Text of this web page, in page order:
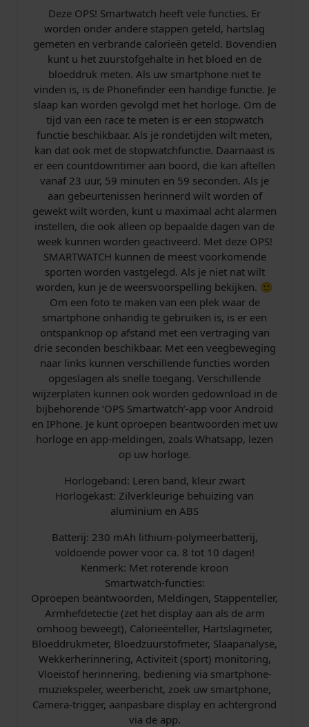
B
l
e
t
a
a
Deze OPS! Smartwatch heeft vele functies. Er
worden onder andere stappen geteld, hartslag
gemeten en verbrande calorieën geteld. Bovendien
kunt u het zuurstofgehalte in het bloed en de
bloeddruk meten. Als uw smartphone niet te
vinden is, is de Phonefinder een handige functie. Je
slaap kan worden gevolgd met het horloge. Om de
tijd van een race te meten is er een stopwatch
functie beschikbaar. Als je rondetijden wilt meten,
kan dat ook met de stopwatchfunctie. Daarnaast is
er een countdowntimer aan boord, die kan aftellen
vanaf 23 uur, 59 minuten en 59 seconden. Als je
aan gebeurtenissen herinnerd wilt worden of
gewekt wilt worden, kunt u maximaal acht alarmen
instellen, die ook alleen op bepaalde dagen van de
week kunnen worden geactiveerd. Met deze OPS!
SMARTWATCH kunnen de meest voorkomende
sporten worden vastgelegd. Als je niet nat wilt
worden, kun je de weersvoorspelling bekijken. 🙂
Om een ​​foto te maken van een plek waar de
smartphone onhandig te gebruiken is, is er een
ontspanknop op afstand met een vertraging van
drie seconden beschikbaar. Met een veegbeweging
naar links kunnen verschillende functies worden
opgeslagen als snelle toegang. Verschillende
wijzerplaten kunnen ook worden gedownload in de
bijbehorende ‘OPS Smartwatch’-app voor Android
en IPhone. Je kunt oproepen beantwoorden met uw
horloge en app-meldingen, zoals Whatsapp, lezen
op uw horloge.
Horlogeband: Leren band, kleur zwart
Horlogekast: Zilverkleurige behuizing van
aluminium en ABS
Batterij: 230 mAh lithium-polymeerbatterij,
voldoende power voor ca. 8 tot 10 dagen!
Kenmerk: Met roterende kroon
Smartwatch-functies:
Oproepen beantwoorden, Meldingen, Stappenteller,
Armhefdetectie (zet het display aan als de arm
omhoog beweegt), Calorieënteller, Hartslagmeter,
Bloeddrukmeter, Bloedzuurstofmeter, Slaapanalyse,
Wekkerherinnering, Activiteit (sport) monitoring,
Vloeistof herinnering, bediening via smartphone-
muziekspeler, weerbericht, zoek uw smartphone,
Camera-trigger, aanpasbare display en achtergrond
via de app.